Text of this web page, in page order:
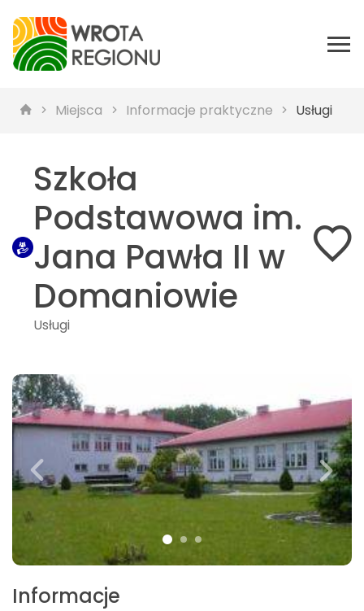
Miejsca Informacje praktyczne Usługi
Szkoła
Podstawowa im.
Jana Pawła II w
Domaniowie
Usługi
Informacje